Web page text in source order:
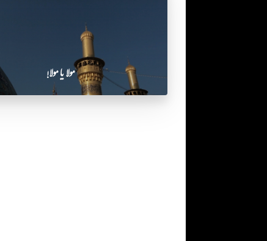
مولا یا مولا!